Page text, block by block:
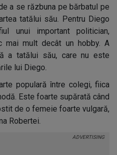
a se răzbuna pe bărbatul pe
tatălui său. Pentru Diego
unui important politician,
mai mult decât un hobby. A
a tatălui său, care nu este
lui Diego.
populară între colegi, fiica
Este foarte supărată când
de o femeie foarte vulgară,
Robertei.